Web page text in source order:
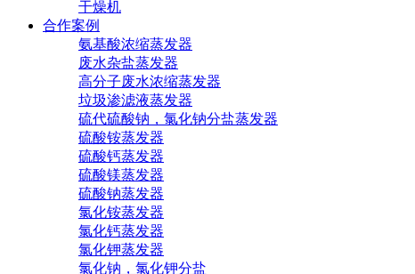
干燥机
合作案例
氨基酸浓缩蒸发器
废水杂盐蒸发器
高分子废水浓缩蒸发器
垃圾渗滤液蒸发器
硫代硫酸钠，氯化钠分盐蒸发器
硫酸铵蒸发器
硫酸钙蒸发器
硫酸镁蒸发器
硫酸钠蒸发器
氯化铵蒸发器
氯化钙蒸发器
氯化钾蒸发器
氯化钠，氯化钾分盐